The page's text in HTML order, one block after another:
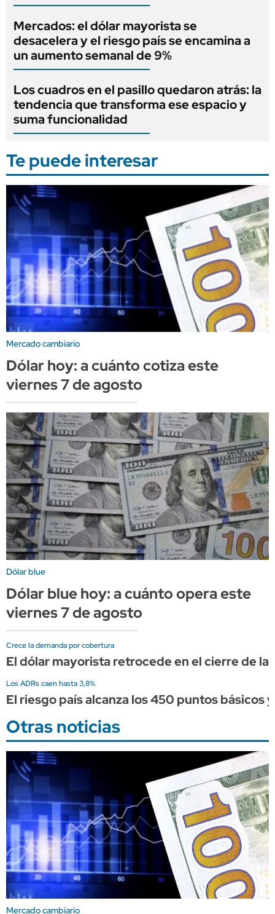
Mercados: el dólar mayorista se
desacelera y el riesgo país se encamina a
un aumento semanal de 9%
Los cuadros en el pasillo quedaron atrás: la
tendencia que transforma ese espacio y
suma funcionalidad
Te puede interesar
Mercado cambiario
Dólar hoy: a cuánto cotiza este
viernes 7 de agosto
Dólar blue
Dólar blue hoy: a cuánto opera este
viernes 7 de agosto
Crece la demanda por cobertura
El dólar mayorista retrocede en el cierre de la
Los ADRs caen hasta 3,8%
El riesgo país alcanza los 450 puntos básicos
Otras noticias
Mercado cambiario